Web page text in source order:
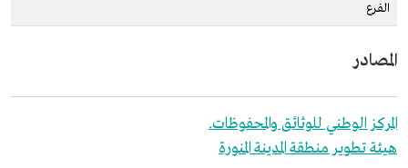
الفرع
المصادر
المركز الوطني للوثائق والمحفوظات.
هيئة تطوير منطقة المدينة المنورة